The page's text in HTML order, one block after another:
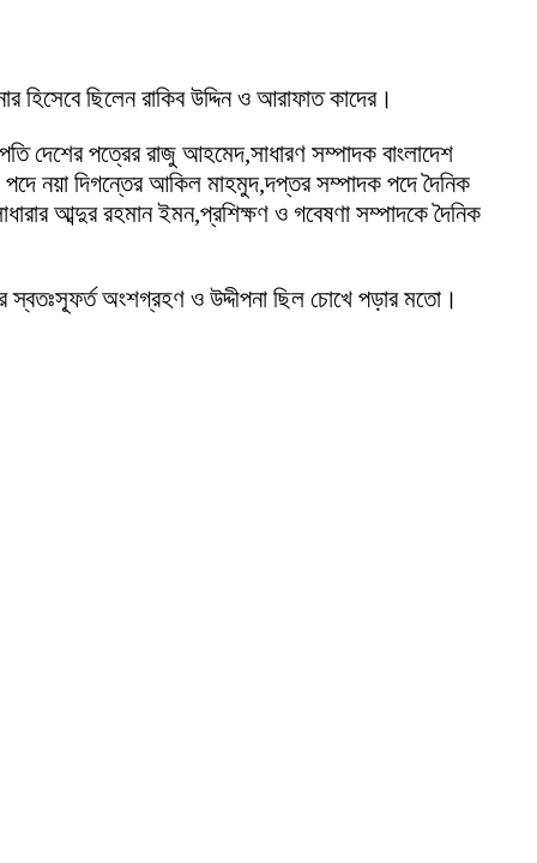
হিসেবে ছিলেন রাকিব উদ্দিন ও আরাফাত কাদের।
দেশের পত্রের রাজু আহমেদ,সাধারণ সম্পাদক বাংলাদেশ
নয়া দিগন্তের আকিল মাহমুদ,দপ্তর সম্পাদক পদে দৈনিক
আব্দুর রহমান ইমন,প্রশিক্ষণ ও গবেষণা সম্পাদকে দৈনিক
স্বতঃস্ফূর্ত অংশগ্রহণ ও উদ্দীপনা ছিল চোখে পড়ার মতো।